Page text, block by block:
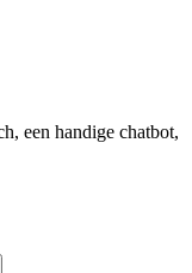
een handige chatbot,